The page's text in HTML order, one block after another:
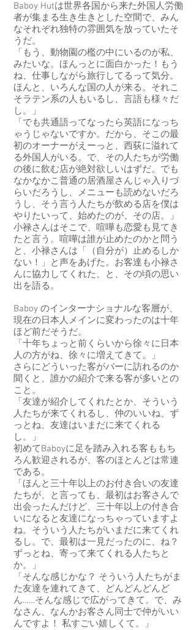
Baboy Hutは世界各国から来た外国人労働
者が集まる生き生きとした空間で、みん
なそれぞれ独特の雰囲気を放っていたそ
うだ。
「もう、動物園の檻の中にいるのが私、
みたいな。ほんっとに面白かった！もう
ね、仕事しながら旅行してるって気分。
ほんと、いろんな国の人が来る。それこ
そラテン系の人もいるし、言語も様々だ
し。」
「でも共通語ってなったら英語になっち
ゃうじゃないですか。だから、そこの最
初のオーナーがえーっと、西荻に溢れて
る外国人がいる。で、その人たちが労働
の後に飲む店が絶対欲しいはずだ。でも
なかなかこ普通の居酒屋さんじゃ入りづ
らいだろうし、メニューも読めないだろ
うし、そう言う人たちが飲める店を僕は
やりたいって、始めたのが、その店。」
小禄さんはそこで、喧嘩も恋愛も見てき
たと言う。喧嘩は誰が止めたのかと問う
と、小禄さんは「（自分が）止めるしか
ない！」と声をあげた。お客達も小禄さ
んに協力してくれた、と、その頃の思い
出を語る。
Baboy のインターナショナルな客層が、
現在の日本人メインに変わったのは十年
ほど前だそうだ。
「十年ちょっと前くらいから徐々に日本
人の方がね、徐々に増えてきて。」
さらにどういった客がバーに訪れるのか
聞くと、誰かの紹介で来る客が多いとの
こと。
「友達が紹介してくれたとか、そういう
人たちが来てくれるし、仲のいいね、ず
っとね、友達はいまだに来てくれる
し。」
初めてBaboyに足を踏み入れる客ももち
ろん歓迎されるが、客のほとんどは常連
である。
「ほんと三十年以上のお付き合いの友達
たちが、と言っても、最初はお客さんで
出会ったんだけど、三十年以上の付き合
いになると友達になっちゃっていますよ
ね。そういう人たちがいまだに来てくれ
るし。で、最初は一見だったのに、ね？
ずっとね、寄って来てくれる人たちと
か。」
「そんな感じかな？ そういう人たちがま
た友達を連れてきて、どんどんどんど
ん……そんな感じで広がってきて。で、み
なさん、なんかお客さん同士で仲がいい
んですよ！ 私すごい嬉しくて。」